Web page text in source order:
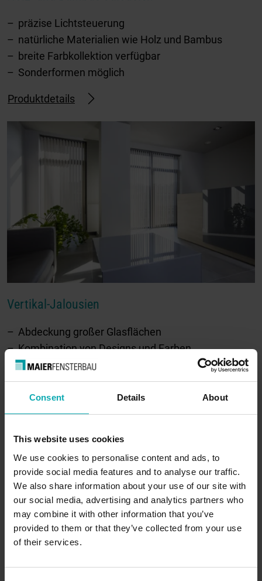
Consent Details About
This website uses cookies
We use cookies to personalise content and ads, to
provide social media features and to analyse our traffic.
We also share information about your use of our site with
our social media, advertising and analytics partners who
may combine it with other information that you’ve
provided to them or that they’ve collected from your use
of their services.
präzise Lichtsteuerung
natürliche Materialien wie Holz und Bambus
breite Farbkollektion verfügbar
Sonderformen möglich
Produktdetails
Vertikal-Jalousien
Abdeckung großer Glasflächen
Kombination von Designs und Farben
Einsatz in Innenräumen mit Schrägen
Stoffe für hygienische Anforderungen
Vorteile unserer Jalousien